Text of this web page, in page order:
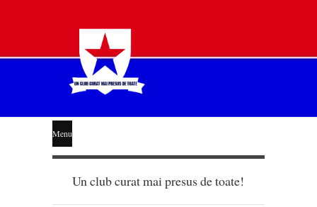
STEAUA
LIBERĂ
Menu
Un club curat mai presus de toate!